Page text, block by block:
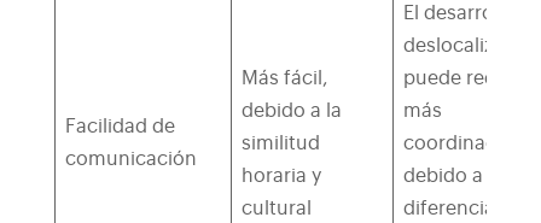
Facilidad de
comunicación
Más fácil,
debido a la
similitud
horaria y
cultural
El desarrollo
deslocalizado
puede requerir
más
coordinación
debido a las
diferencias